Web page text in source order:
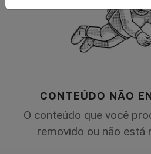
CONTEÚDO NÃO
O conteúdo que você
removido ou não está